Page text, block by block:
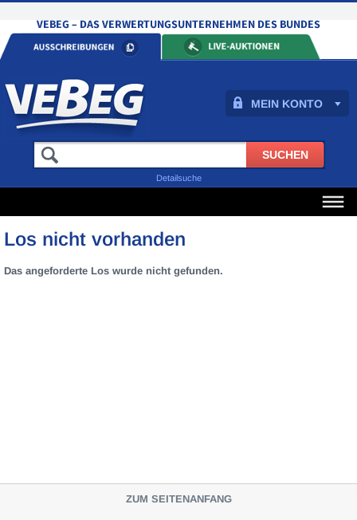
MEIN KONTO
Detailsuche
Los nicht vorhanden
Das angeforderte Los wurde nicht gefunden.
ZUM SEITENANFANG